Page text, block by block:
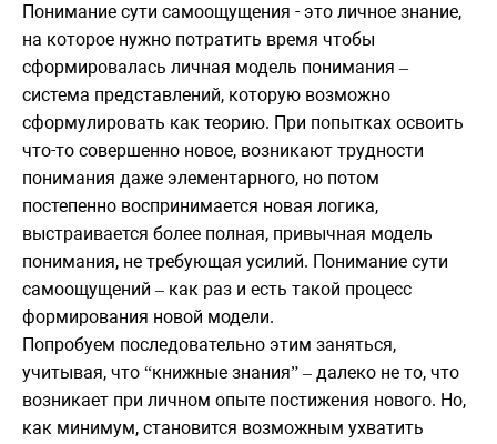
Понимание сути самоощущения - это личное знание,
на которое нужно потратить время чтобы
сформировалась личная модель понимания –
система представлений, которую возможно
сформулировать как теорию. При попытках освоить
что-то совершенно новое, возникают трудности
понимания даже элементарного, но потом
постепенно воспринимается новая логика,
выстраивается более полная, привычная модель
понимания, не требующая усилий. Понимание сути
самоощущений – как раз и есть такой процесс
формирования новой модели.
Попробуем последовательно этим заняться,
учитывая, что “книжные знания” – далеко не то, что
возникает при личном опыте постижения нового. Но,
как минимум, становится возможным ухватить